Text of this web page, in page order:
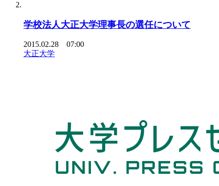
学校法人大正大学理事長の選任について
2015.02.28 07:00
大正大学